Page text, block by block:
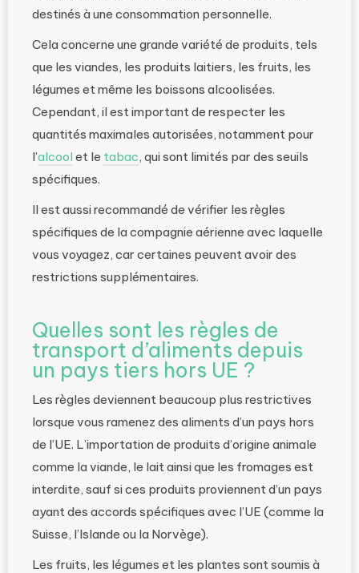
destinés à une consommation personnelle.
Cela concerne une grande variété de produits, tels
que les viandes, les produits laitiers, les fruits, les
légumes et même les boissons alcoolisées.
Cependant, il est important de respecter les
quantités maximales autorisées, notamment pour
l’alcoolet le tabac, qui sont limités par des seuils
spécifiques.
Il est aussi recommandé de vérifier les règles
spécifiques de la compagnie aérienne avec laquelle
vous voyagez, car certaines peuvent avoir des
restrictions supplémentaires.
Quelles sont les règles de
transport d’aliments depuis
un pays tiers hors UE ?
Les règles deviennent beaucoup plus restrictives
lorsque vous ramenez des aliments d’un pays hors
de l’UE. L’importation de produits d’origine animale
comme la viande, le lait ainsi que les fromages est
interdite, sauf si ces produits proviennent d’un pays
ayant des accords spécifiques avec l’UE (comme la
Suisse, l’Islande ou la Norvège).
Les fruits, les légumes et les plantes sont soumis à